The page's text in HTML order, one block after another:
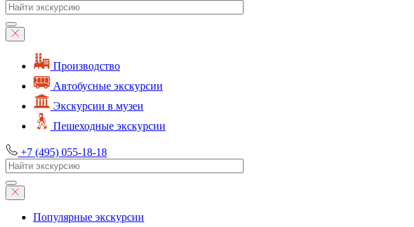
Производство
Автобусные экскурсии
Экскурсии в музеи
Пешеходные экскурсии
+7 (495) 055-18-18
Популярные экскурсии